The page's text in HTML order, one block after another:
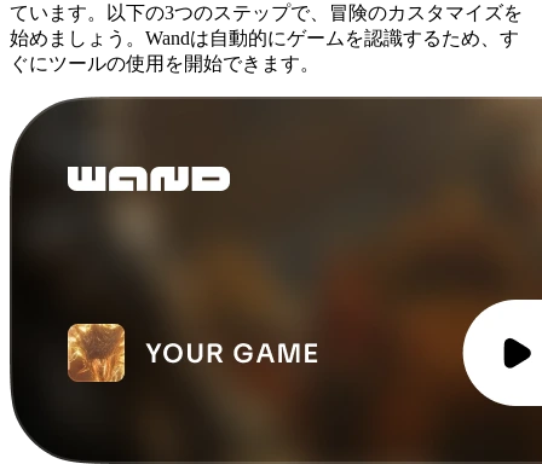
ています。以下の3つのステップで、冒険のカスタマイズを
始めましょう。Wandは自動的にゲームを認識するため、す
ぐにツールの使用を開始できます。